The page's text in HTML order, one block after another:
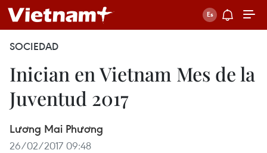
SOCIEDAD
Inician en Vietnam Mes de la
Juventud 2017
Lương Mai Phương
26/02/2017 09:48